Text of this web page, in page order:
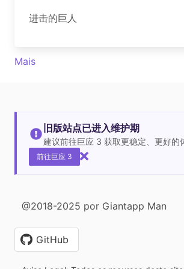
进击的巨人
Mais
旧版站点已进入维护期
建议前往巨应 3 获取更稳定、更好的
前往巨应 3
@2018-2025 por Giantapp Man
GitHub